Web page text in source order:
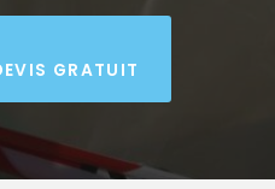
GRATUIT